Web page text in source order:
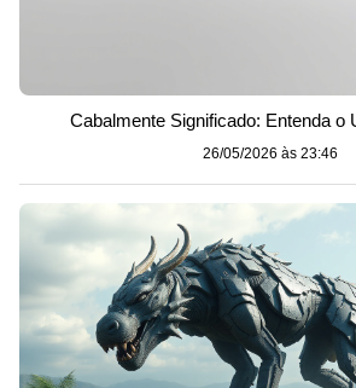
Cabalmente Significado: Entenda o
26/05/2026 às 23:46